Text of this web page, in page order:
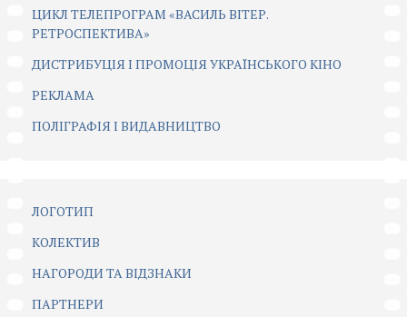
ЦИКЛ ТЕЛЕПРОГРАМ «ВАСИЛЬ ВІТЕР.
РЕТРОСПЕКТИВА»
ДИСТРИБУЦІЯ І ПРОМОЦІЯ УКРАЇНСЬКОГО КІНО
РЕКЛАМА
ПОЛІГРАФІЯ І ВИДАВНИЦТВО
ЛОГОТИП
КОЛЕКТИВ
НАГОРОДИ ТА ВІДЗНАКИ
ПАРТНЕРИ